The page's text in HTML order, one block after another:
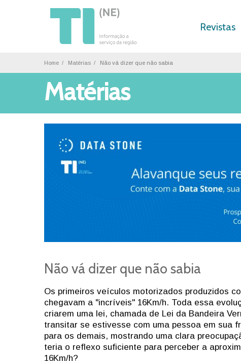
Revistas
Home Matérias Não vá dizer que não sabia
Matérias
Não vá dizer que não sabia
Os primeiros veículos motorizados produzidos
chegavam a "incríveis" 16Km/h. Toda essa
criarem uma lei, chamada de Lei da Bandeira
transitar se estivesse com uma pessoa em sua
para os demais, mostrando uma clara
teria o reflexo suficiente para perceber a
16Km/h?